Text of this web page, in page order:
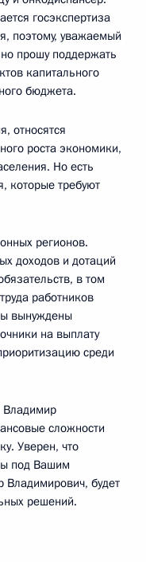
госэкспертиза
поэтому, уважаемый
прошу поддержать
капитального
бюджета.
относятся
роста экономики,
Но есть
которые требуют
регионов.
доходов и дотаций
в том
работников
вынуждены
на выплату
среди
Владимир
сложности
Уверен, что
под Вашим
будет
решений.